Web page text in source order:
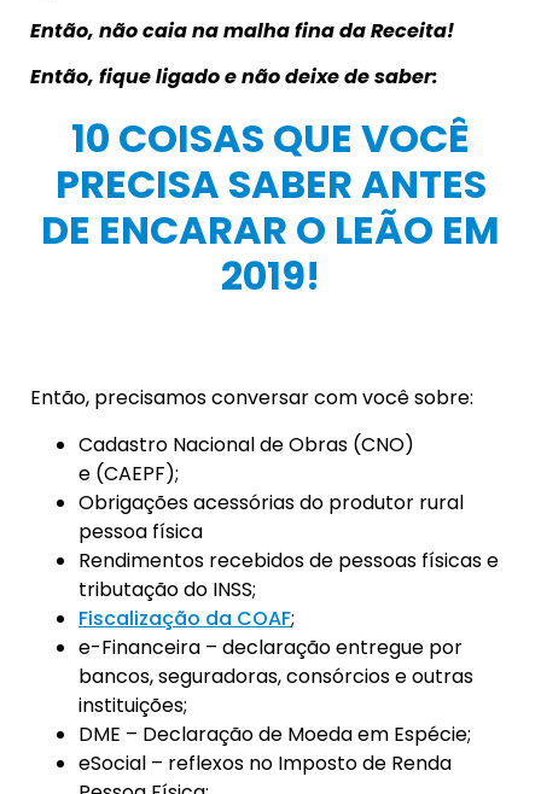
Então, não caia na malha fina da Receita!
Então, fique ligado e não deixe de saber:
10 COISAS QUE VOCÊ
PRECISA SABER ANTES
DE ENCARAR O LEÃO EM
2019!
Então, precisamos conversar com você sobre:
Cadastro Nacional de Obras (CNO)
e (CAEPF);
Obrigações acessórias do produtor rural
pessoa física
Rendimentos recebidos de pessoas físicas e
tributação do INSS;
Fiscalização da COAF;
e-Financeira – declaração entregue por
bancos, seguradoras, consórcios e outras
instituições;
DME – Declaração de Moeda em Espécie;
eSocial – reflexos no Imposto de Renda